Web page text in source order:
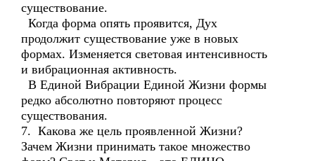
существование.
Когда форма опять проявится, Дух
продолжит существование уже в новых
формах. Изменяется световая интенсивность
и вибрационная активность.
В Единой Вибрации Единой Жизни формы
редко абсолютно повторяют процесс
существования.
7. Какова же цель проявленной Жизни?
Зачем Жизни принимать такое множество